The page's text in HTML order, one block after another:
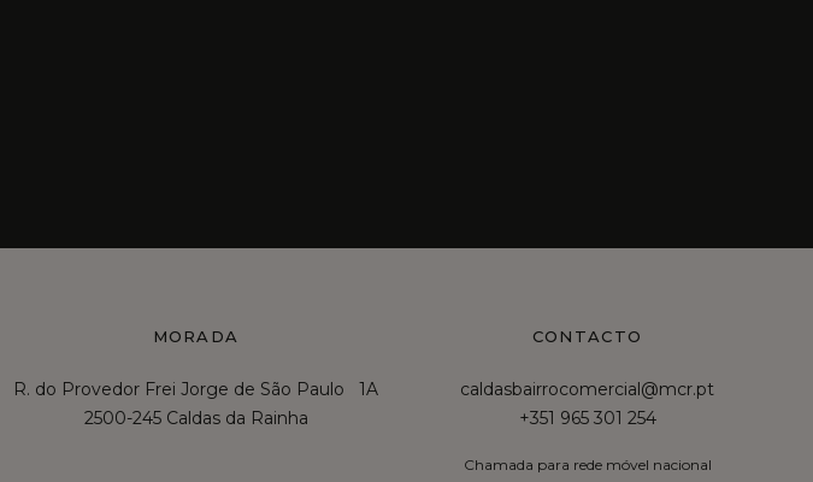
MORADA
R. do Provedor Frei Jorge de São Paulo 1A
2500-245 Caldas da Rainha
CONTACTO
caldasbairrocomercial@mcr.pt
+351 965 301 254
Chamada para rede móvel nacional